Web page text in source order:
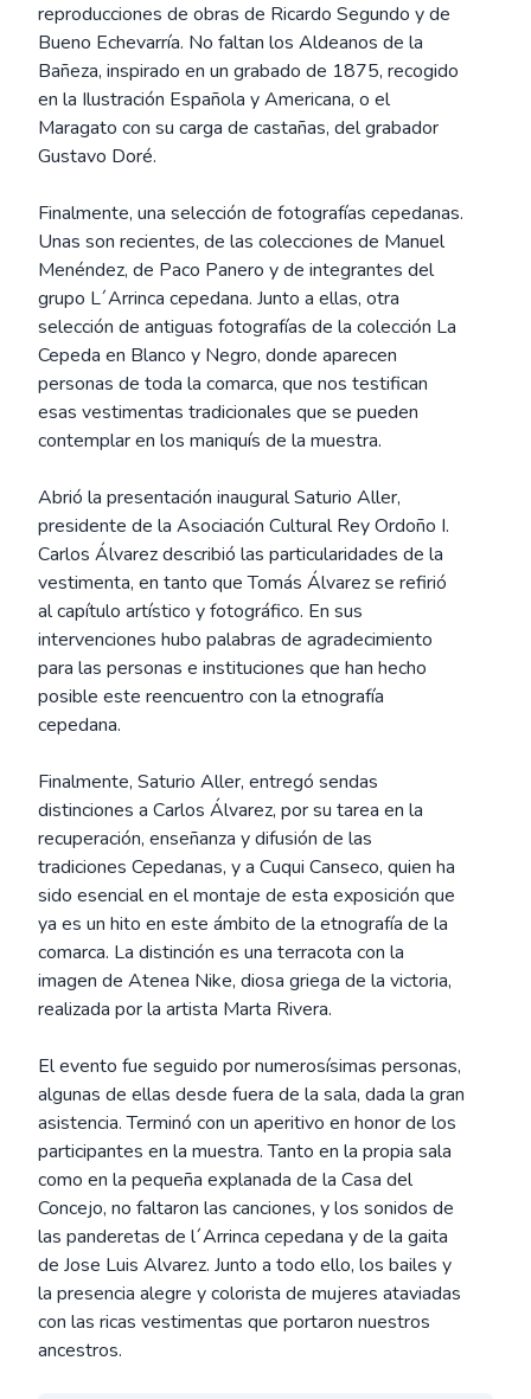
reproducciones de obras de Ricardo Segundo y de
Bueno Echevarría. No faltan los Aldeanos de la
Bañeza, inspirado en un grabado de 1875, recogido
en la Ilustración Española y Americana, o el
Maragato con su carga de castañas, del grabador
Gustavo Doré.
Finalmente, una selección de fotografías cepedanas.
Unas son recientes, de las colecciones de Manuel
Menéndez, de Paco Panero y de integrantes del
grupo L´Arrinca cepedana. Junto a ellas, otra
selección de antiguas fotografías de la colección La
Cepeda en Blanco y Negro, donde aparecen
personas de toda la comarca, que nos testifican
esas vestimentas tradicionales que se pueden
contemplar en los maniquís de la muestra.
Abrió la presentación inaugural Saturio Aller,
presidente de la Asociación Cultural Rey Ordoño I.
Carlos Álvarez describió las particularidades de la
vestimenta, en tanto que Tomás Álvarez se refirió
al capítulo artístico y fotográfico. En sus
intervenciones hubo palabras de agradecimiento
para las personas e instituciones que han hecho
posible este reencuentro con la etnografía
cepedana.
Finalmente, Saturio Aller, entregó sendas
distinciones a Carlos Álvarez, por su tarea en la
recuperación, enseñanza y difusión de las
tradiciones Cepedanas, y a Cuqui Canseco, quien ha
sido esencial en el montaje de esta exposición que
ya es un hito en este ámbito de la etnografía de la
comarca. La distinción es una terracota con la
imagen de Atenea Nike, diosa griega de la victoria,
realizada por la artista Marta Rivera.
El evento fue seguido por numerosísimas personas,
algunas de ellas desde fuera de la sala, dada la gran
asistencia. Terminó con un aperitivo en honor de los
participantes en la muestra. Tanto en la propia sala
como en la pequeña explanada de la Casa del
Concejo, no faltaron las canciones, y los sonidos de
las panderetas de l´Arrinca cepedana y de la gaita
de Jose Luis Alvarez. Junto a todo ello, los bailes y
la presencia alegre y colorista de mujeres ataviadas
con las ricas vestimentas que portaron nuestros
ancestros.